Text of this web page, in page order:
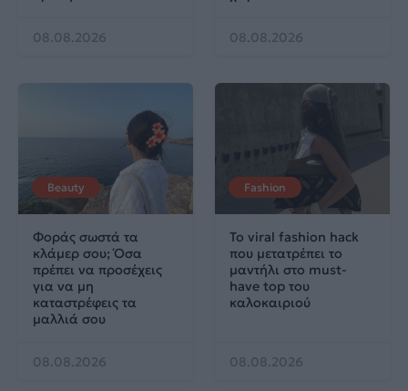
08.08.2026 08.08.2026
Beauty
Φοράς σωστά τα
κλάμερ σου; Όσα
πρέπει να προσέχεις
για να μη
καταστρέφεις τα
μαλλιά σου
08.08.2026
Fashion
Το viral fashion hack
που μετατρέπει το
μαντήλι στο must-
have top του
καλοκαιριού
08.08.2026